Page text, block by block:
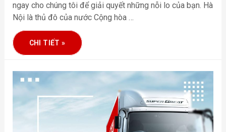
ngay cho chúng tôi để giải quyết những nỗi lo của bạn. Hà
Nội là thủ đô của nước Cộng hòa …
CHI TIẾT »